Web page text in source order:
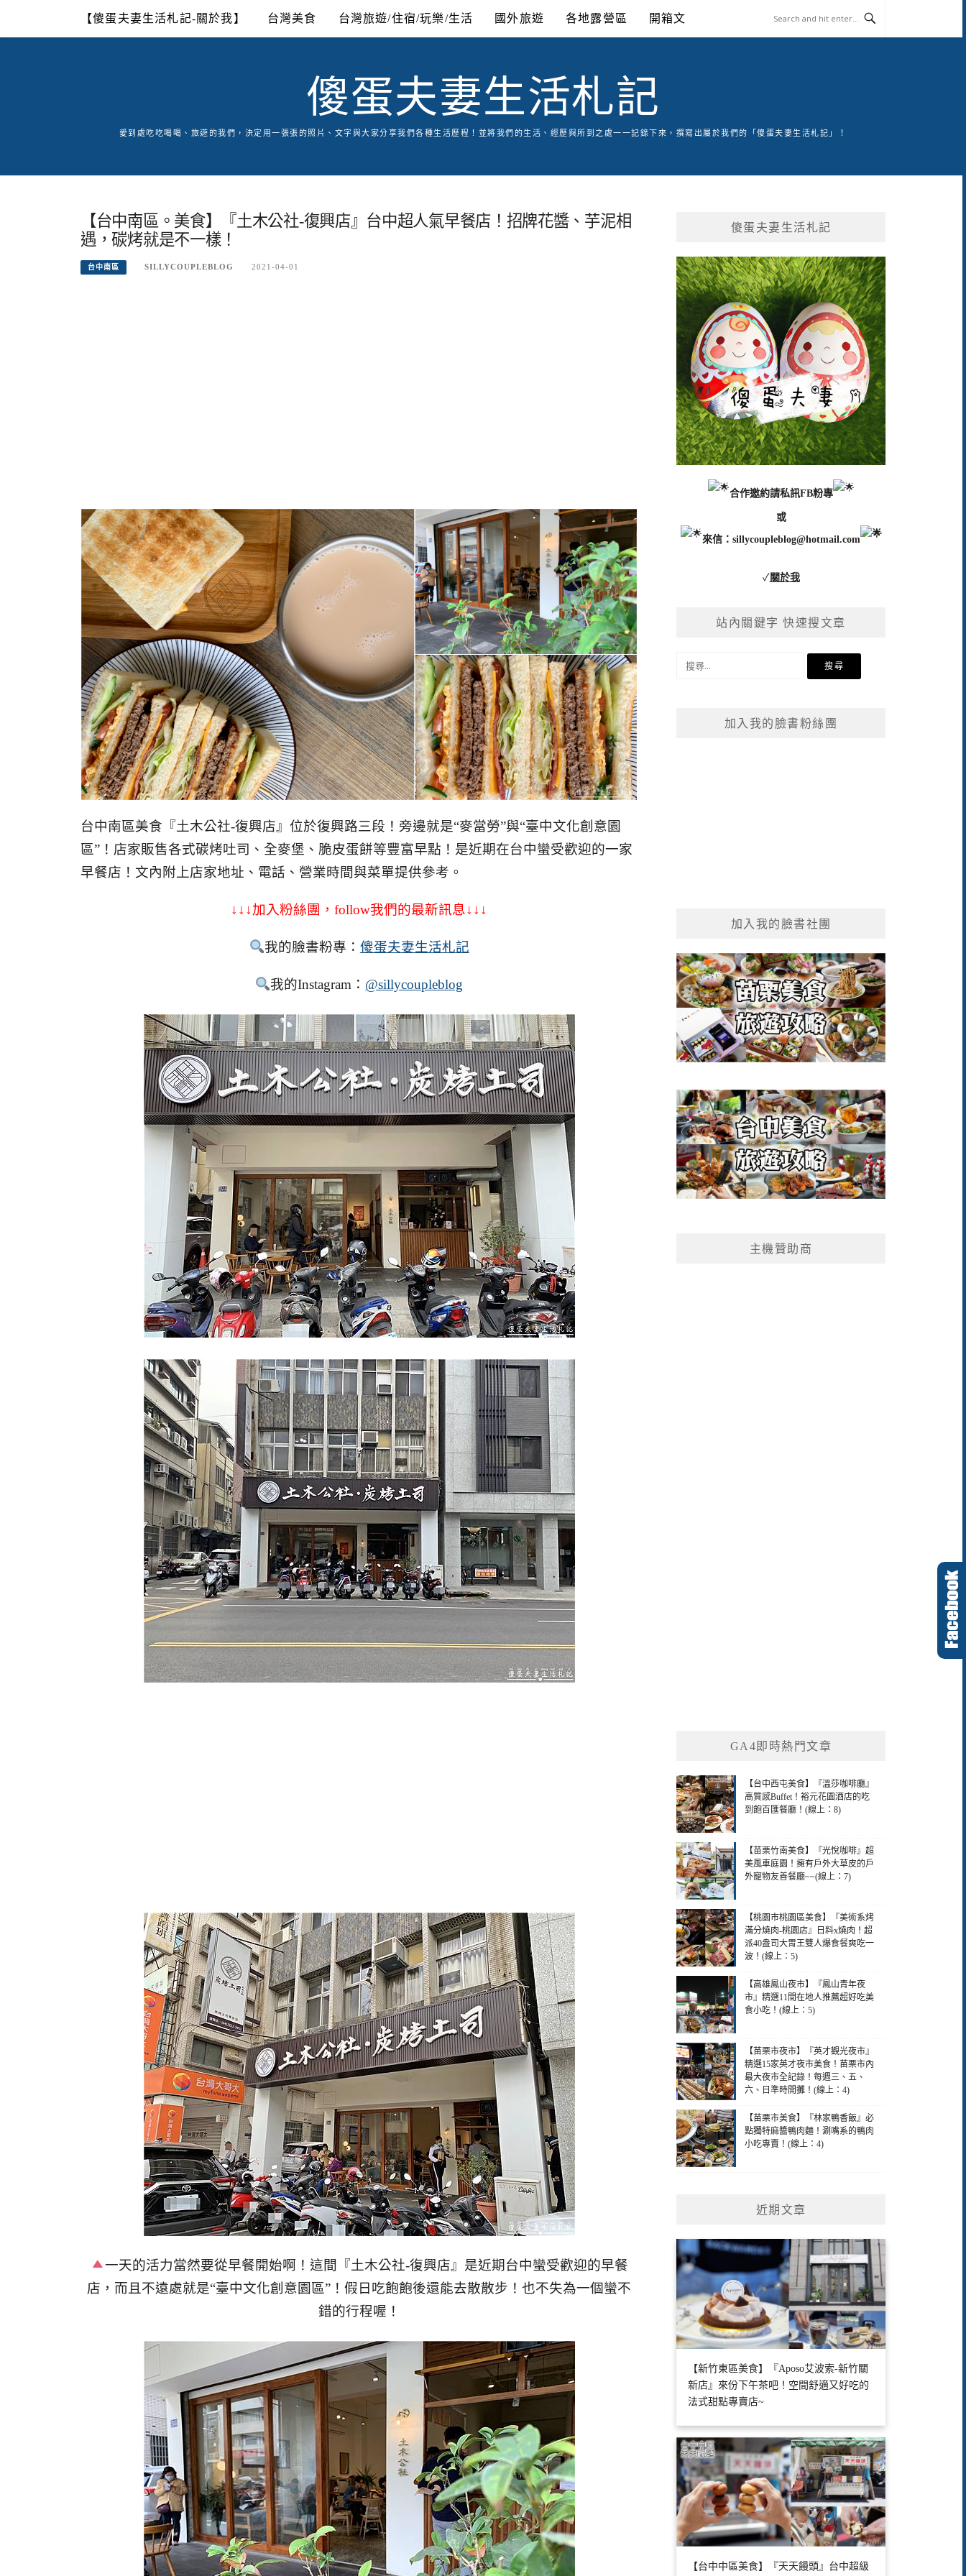
content
【傻蛋夫妻生活札記-關於我】 台灣美食 台灣旅遊/住宿/玩樂/生活 國外旅遊 各地露營區 開箱文
傻蛋夫妻生活札記
愛到處吃吃喝喝、旅遊的我們，決定用一張張的照片、文字與大家分享我們各種生活歷程！並將我們的生活、經歷與所到之處一一記錄下來，撰寫出屬於我們的「傻蛋夫妻生活札記」！
【台中南區。美食】『土木公社-復興店』台中超人氣早餐店！招牌花醬、芋泥相
遇，碳烤就是不一樣！
台中南區 SILLYCOUPLEBLOG 2021-04-01
台中南區美食『土木公社-復興店』位於復興路三段！旁邊就是“麥當勞”與“臺中文化創意園
區”！店家販售各式碳烤吐司、全麥堡、脆皮蛋餅等豐富早點！是近期在台中蠻受歡迎的一家
早餐店！ 文內附上店家地址、電話、營業時間與菜單提供參考。
↓↓↓加入粉絲團，follow我們的最新訊息↓↓↓
我的臉書粉專： 傻蛋夫妻生活札記
我的Instagram： @sillycoupleblog
一天的活力當然要從早餐開始啊！這間
『土木公社-復興店』是近期台中蠻受歡迎的早餐
店，而且不遠處就是“臺中文化創意園區”！假日吃飽飽後還能去散散步！也不失為一個蠻不
錯的行程喔！
傻蛋夫妻生活札記
合作邀約請私訊FB粉專
或
來信： sillycoupleblog@hotmail.com
✓關於我
站內關鍵字 快速搜文章
加入我的臉書粉絲團
加入我的臉書社團
主機贊助商
GA4即時熱門文章
【台中西屯美食】『溫莎咖啡廳』
高質感Buffet！裕元花園酒店的吃
到飽百匯餐廳！(線上：8)
【苗栗竹南美食】『光悅咖啡』超
美風車庭園！擁有戶外大草皮的戶
外寵物友善餐廳~~(線上：7)
【桃園市桃園區美食】『美術系烤
滿分燒肉-桃園店』日料x燒肉！超
派40盎司大胃王雙人爆食餐爽吃一
波！(線上：5)
【高雄鳳山夜市】『鳳山青年夜
市』精選11間在地人推薦超好吃美
食小吃！(線上：5)
【苗栗市夜市】『英才觀光夜市』
精選15家英才夜市美食！苗栗市內
最大夜市全記錄！每週三、五、
六、日準時開攤！(線上：4)
【苗栗市美食】『林家鴨香飯』必
點獨特麻醬鴨肉麵！涮嘴系的鴨肉
小吃專賣！(線上：4)
近期文章
【新竹東區美食】『Aposo艾波索-新竹關
新店』來份下午茶吧！空間舒適又好吃的
法式甜點專賣店~
【台中中區美食】『天天饅頭』台中超級